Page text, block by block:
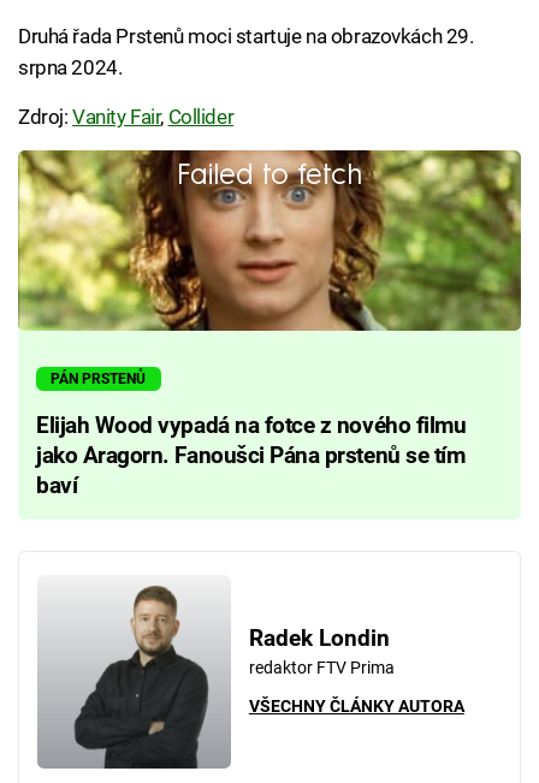
Druhá řada Prstenů moci startuje na obrazovkách 29.
srpna 2024.
Zdroj:Vanity Fair, Collider
Failed to fetch
PÁN PRSTENŮ
Elijah Wood vypadá na fotce z nového filmu
jako Aragorn. Fanoušci Pána prstenů se tím
baví
Radek Londin
redaktor FTV Prima
VŠECHNY ČLÁNKY AUTORA